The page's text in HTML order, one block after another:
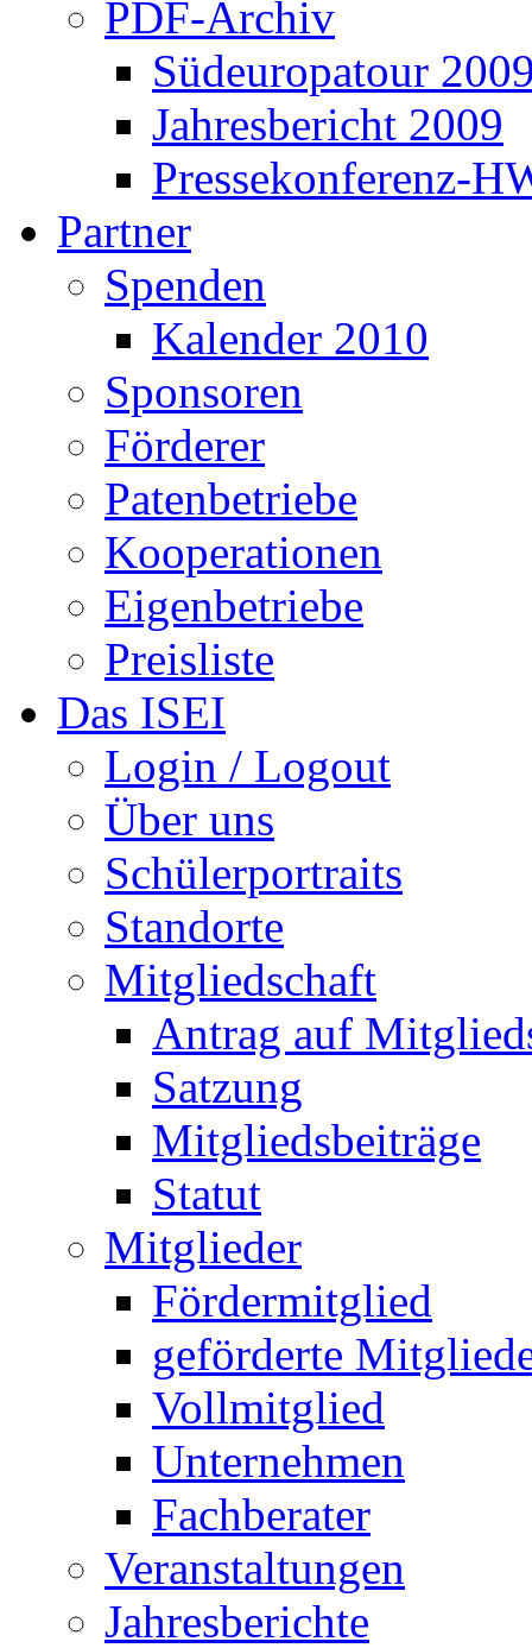
PDF-Archiv
Südeuropatour
Jahresbericht 2009
Pressekonferenz-
Partner
Spenden
Kalender 2010
Sponsoren
Förderer
Patenbetriebe
Kooperationen
Eigenbetriebe
Preisliste
Das ISEI
Login / Logout
Über uns
Schülerportraits
Standorte
Mitgliedschaft
Antrag auf
Satzung
Mitgliedsbeiträge
Statut
Mitglieder
Fördermitglied
geförderte
Vollmitglied
Unternehmen
Fachberater
Veranstaltungen
Jahresberichte